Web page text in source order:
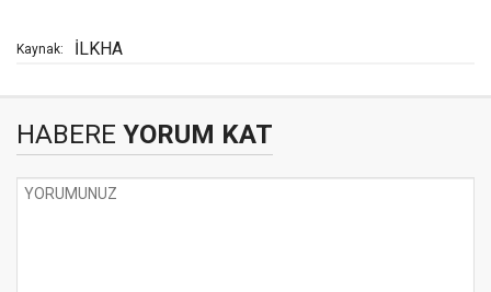
Kaynak: İLKHA
HABERE YORUM KAT